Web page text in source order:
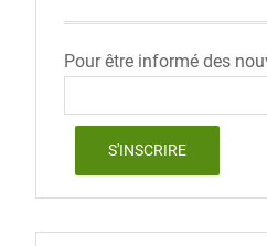
Pour être informé des